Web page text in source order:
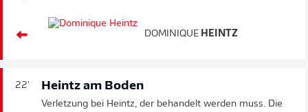
DOMINIQUE HEINTZ
22' Heintz am Boden
Verletzung bei Heintz, der behandelt werden muss. Die